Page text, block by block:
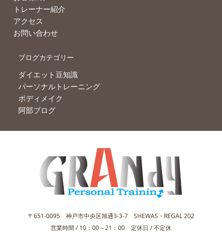
トレーナー紹介
アクセス
お問い合わせ
ブログカテゴリー
ダイエット豆知識
パーソナルトレーニング
ボディメイク
阿部ブログ
〒651-0095 神戸市中央区旭通3-3-7 SHEWAS・REGAL 202
営業時間 / 10：00～21：00 定休日 / 不定休